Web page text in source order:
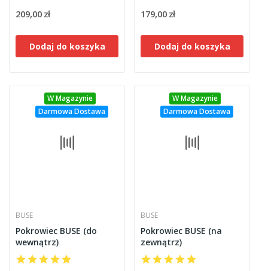
209,00 zł
Dodaj do koszyka
179,00 zł
Dodaj do koszyka
W Magazynie
Darmowa Dostawa
BUSE
Pokrowiec BUSE (do
wewnątrz)
W Magazynie
Darmowa Dostawa
BUSE
Pokrowiec BUSE (na
zewnątrz)